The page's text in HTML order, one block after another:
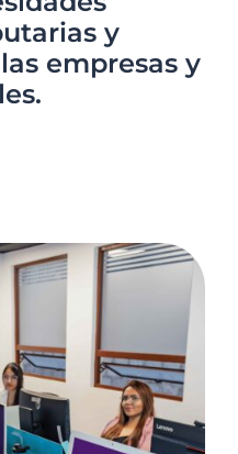
y
empresas y